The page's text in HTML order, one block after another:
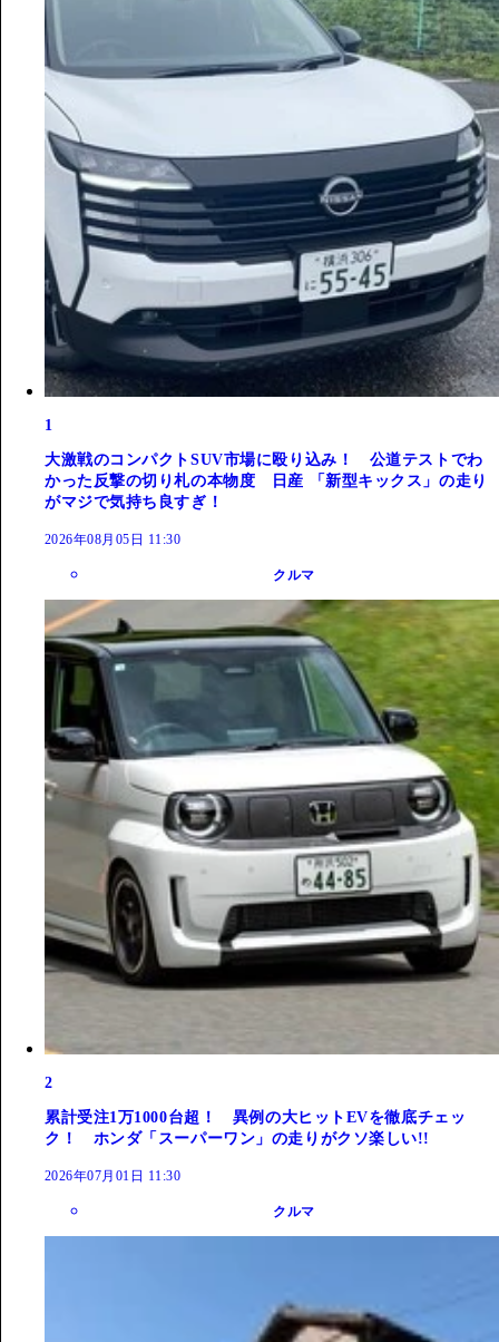
1
大激戦のコンパクトSUV市場に殴り込み！ 公道テストでわ
かった反撃の切り札の本物度 日産 「新型キックス」の走り
がマジで気持ち良すぎ！
2026年08月05日 11:30
クルマ
2
累計受注1万1000台超！ 異例の大ヒットEVを徹底チェッ
ク！ ホンダ「スーパーワン」の走りがクソ楽しい!!
2026年07月01日 11:30
クルマ